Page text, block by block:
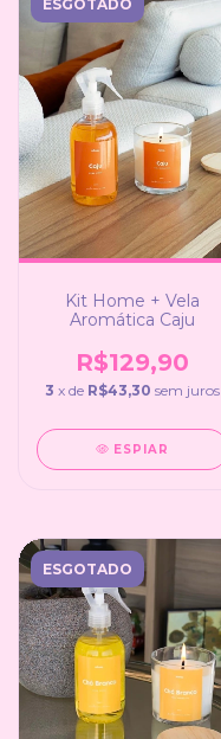
ESGOTADO
Kit Home + Vela
Aromática Caju
R$129,90
3 x de R$43,30 sem juros
ESPIAR
ESGOTADO